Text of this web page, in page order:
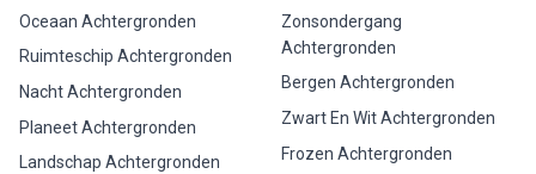
Oceaan Achtergronden
Ruimteschip Achtergronden
Nacht Achtergronden
Planeet Achtergronden
Landschap Achtergronden
Zonsondergang
Achtergronden
Bergen Achtergronden
Zwart En Wit Achtergronden
Frozen Achtergronden